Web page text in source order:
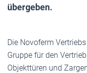
übergeben.
Die Novoferm
Gruppe für den
Objekttüren und